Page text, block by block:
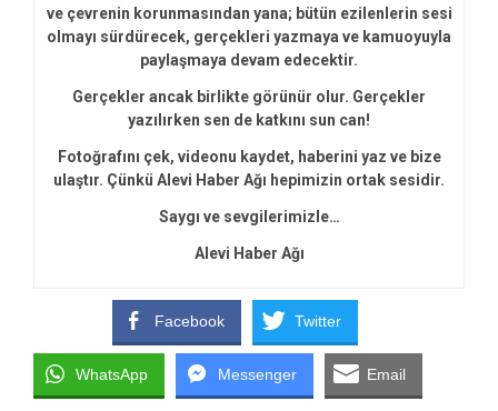
ve çevrenin korunmasından yana; bütün ezilenlerin sesi
olmayı sürdürecek, gerçekleri yazmaya ve kamuoyuyla
paylaşmaya devam edecektir.
Gerçekler ancak birlikte görünür olur. Gerçekler
yazılırken sen de katkını sun can!
Fotoğrafını çek, videonu kaydet, haberini yaz ve bize
ulaştır. Çünkü Alevi Haber Ağı hepimizin ortak sesidir.
Saygı ve sevgilerimizle…
Alevi Haber Ağı
Facebook Twitter
WhatsApp Messenger Email